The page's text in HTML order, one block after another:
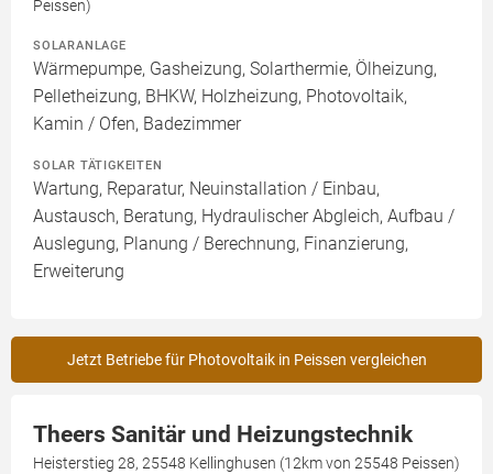
Peissen)
SOLARANLAGE
Wärmepumpe, Gasheizung, Solarthermie, Ölheizung,
Pelletheizung, BHKW, Holzheizung, Photovoltaik,
Kamin / Ofen, Badezimmer
SOLAR TÄTIGKEITEN
Wartung, Reparatur, Neuinstallation / Einbau,
Austausch, Beratung, Hydraulischer Abgleich, Aufbau /
Auslegung, Planung / Berechnung, Finanzierung,
Erweiterung
Jetzt Betriebe für Photovoltaik in Peissen vergleichen
Theers Sanitär und Heizungstechnik
Heisterstieg 28, 25548 Kellinghusen (12km von 25548 Peissen)